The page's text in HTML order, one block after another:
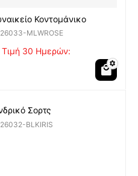
Κοντομάνικο
MLWROSE
30 Ημερών:
Σορτς
BLKIRIS